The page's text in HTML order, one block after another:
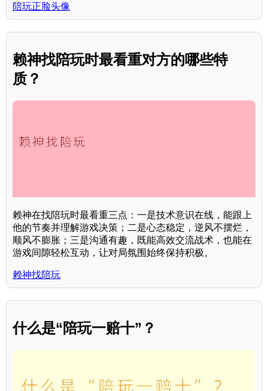
陪玩正脸头像
赖神找陪玩时最看重对方的哪些特
质？
赖神在找陪玩时最看重三点：一是技术意识在线，能跟上
他的节奏并理解游戏决策；二是心态稳定，逆风不摆烂，
顺风不膨胀；三是沟通有趣，既能高效交流战术，也能在
游戏间隙轻松互动，让对局氛围始终保持积极。
赖神找陪玩
什么是“陪玩一赔十”？